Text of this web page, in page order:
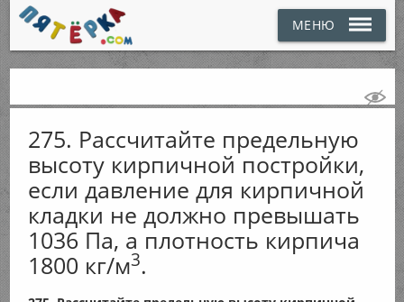
МЕНЮ
275. Рассчитайте предельную
высоту кирпичной постройки,
если давление для кирпичной
кладки не должно превышать
1036 Па, а плотность кирпича
1800 кг/м3.